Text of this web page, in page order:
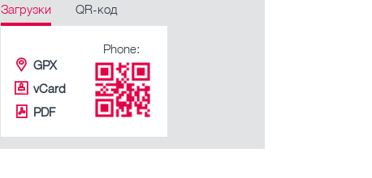
Загрузки QR-код
GPX
vCard
PDF
Phone: